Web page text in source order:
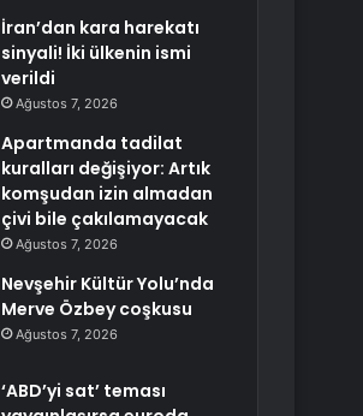
İran’dan kara harekatı
sinyali! İki ülkenin ismi
verildi
Ağustos 7, 2026
Apartmanda tadilat
kuralları değişiyor: Artık
komşudan izin almadan
çivi bile çakılamayacak
Ağustos 7, 2026
Nevşehir Kültür Yolu’nda
Merve Özbey coşkusu
Ağustos 7, 2026
‘ABD’yi sat’ teması